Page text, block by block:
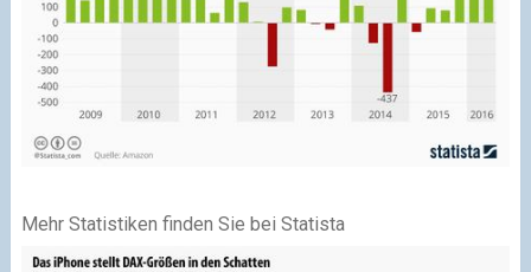
Mehr Statistiken finden Sie bei Statista